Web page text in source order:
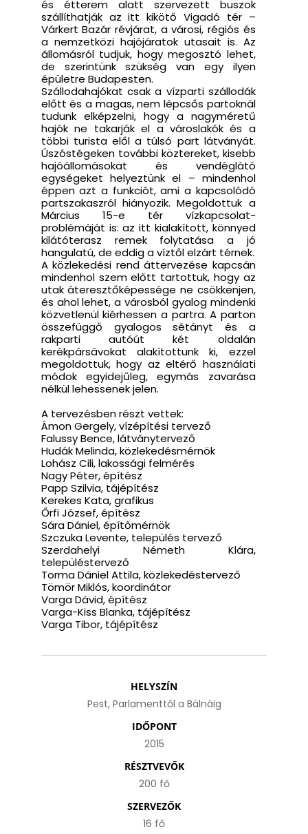
és étterem alatt szervezett buszok
szállíthatják az itt kikötő Vigadó tér –
Várkert Bazár révjárat, a városi, régiós és
a nemzetközi hajójáratok utasait is. Az
állomásról tudjuk, hogy megosztó lehet,
de szerintünk szükség van egy ilyen
épületre Budapesten.
Szállodahajókat csak a vízparti szállodák
előtt és a magas, nem lépcsős partoknál
tudunk elképzelni, hogy a nagyméretű
hajók ne takarják el a városlakók és a
többi turista elől a túlsó part látványát.
Úszóstégeken további köztereket, kisebb
hajóállomásokat és vendéglátó
egységeket helyeztünk el – mindenhol
éppen azt a funkciót, ami a kapcsolódó
partszakaszról hiányozik. Megoldottuk a
Március 15-e tér vízkapcsolat-
problémáját is: az itt kialakított, könnyed
kilátóterasz remek folytatása a jó
hangulatú, de eddig a víztől elzárt térnek.
A közlekedési rend áttervezése kapcsán
mindenhol szem előtt tartottuk, hogy az
utak áteresztőképessége ne csökkenjen,
és ahol lehet, a városból gyalog mindenki
közvetlenül kiérhessen a partra. A parton
összefüggő gyalogos sétányt és a
rakparti autóút két oldalán
kerékpársávokat alakítottunk ki, ezzel
megoldottuk, hogy az eltérő használati
módok egyidejűleg, egymás zavarása
nélkül lehessenek jelen.
A tervezésben részt vettek:
Ámon Gergely, vízépítési tervező
Falussy Bence, látványtervező
Hudák Melinda, közlekedésmérnök
Lohász Cili, lakossági felmérés
Nagy Péter, építész
Papp Szilvia, tájépítész
Kerekes Kata, grafikus
Őrfi József, építész
Sára Dániel, építőmérnök
Szczuka Levente, település tervező
Szerdahelyi Németh Klára,
településtervező
Torma Dániel Attila, közlekedéstervező
Tömör Miklós, koordinátor
Varga Dávid, építész
Varga-Kiss Blanka, tájépítész
Varga Tibor, tájépítész
HELYSZÍN
Pest, Parlamenttől a Bálnáig
IDŐPONT
2015
RÉSZTVEVŐK
200 fő
SZERVEZŐK
16 fő